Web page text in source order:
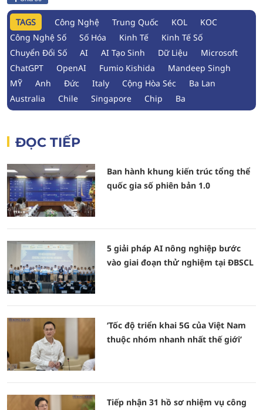
TAGS Công Nghệ Trung Quốc KOL
KOC
Công Nghệ Số
Số Hóa Kinh Tế
Kinh Tế Số
Chuyển Đổi Số
AI AI Tạo Sinh Dữ Liệu
Microsoft
ChatGPT
OpenAI Fumio Kishida
Mandeep Singh
MỸ
Anh Đức Italy Cộng Hòa Séc
Ba Lan
Australia
Chile Singapore Chip Ba
ĐỌC TIẾP
Ban hành khung kiến trúc tổng thể
quốc gia số phiên bản 1.0
5 giải pháp AI nông nghiệp bước
vào giai đoạn thử nghiệm tại ĐBSCL
‘Tốc độ triển khai 5G của Việt Nam
thuộc nhóm nhanh nhất thế giới’
Tiếp nhận 31 hồ sơ nhiệm vụ công